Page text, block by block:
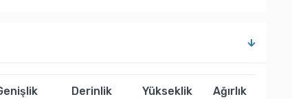
Derinlik Yükseklik Ağırlık